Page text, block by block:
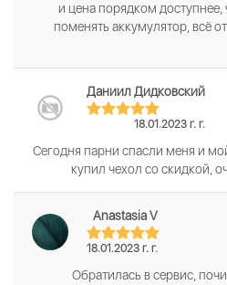
и цена порядком
поменять аккумулятор, всё
Даниил Дидковский
18.01.2023 г. г.
Сегодня парни спасли меня и
купил чехол со скидкой,
Anastasia V
18.01.2023 г. г.
Обратилась в сервис,